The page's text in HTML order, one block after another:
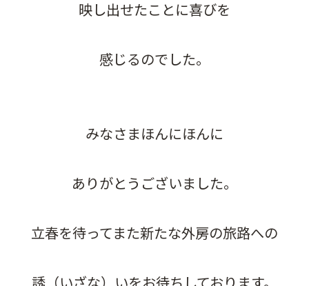
映し出せたことに喜びを
感じるのでした。
みなさまほんにほんに
ありがとうございました。
立春を待ってまた新たな外房の旅路への
誘（いざな）いをお待ちしております。